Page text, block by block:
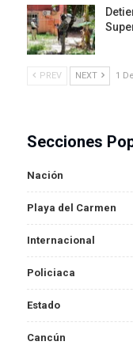
PREV NEXT 1
Secciones
Nación
Playa del Carmen
Internacional
Policiaca
Estado
Cancún